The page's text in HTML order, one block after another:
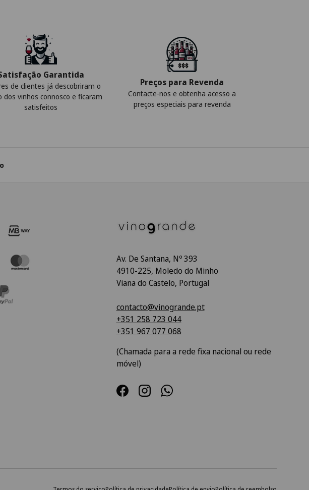
Garantida
de clientes já descobriram o
dos vinhos connosco e ficaram
satisfeitos
Preços para Revenda
Contacte-nos e obtenha acesso a
preços especiais para revenda
Av. De Santana, Nº 393
4910-225, Moledo do Minho
Viana do Castelo, Portugal
contacto@vinogrande.pt
+351 258 723 044
+351 967 077 068
(Chamada para a rede fixa nacional ou rede
móvel)
FacebookInstagramWhatsApp